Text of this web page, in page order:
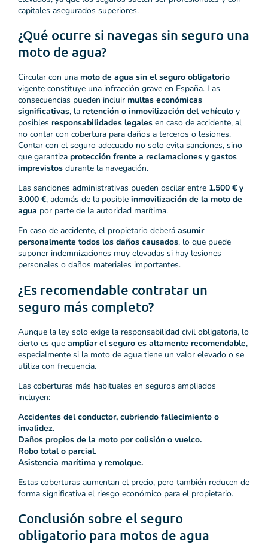
capitales asegurados superiores.
¿Qué ocurre si navegas sin seguro una
moto de agua?
Circular con una moto de agua sin el seguro obligatorio
vigente constituye una infracción grave en España. Las
consecuencias pueden incluir multas económicas
significativas, la retención o inmovilización del vehículo y
posibles responsabilidades legales en caso de accidente, al
no contar con cobertura para daños a terceros o lesiones.
Contar con el seguro adecuado no solo evita sanciones, sino
que garantiza protección frente a reclamaciones y gastos
imprevistos durante la navegación.
Las sanciones administrativas pueden oscilar entre 1.500 € y
3.000 €, además de la posible inmovilización de la moto de
agua por parte de la autoridad marítima.
En caso de accidente, el propietario deberá asumir
personalmente todos los daños causados, lo que puede
suponer indemnizaciones muy elevadas si hay lesiones
personales o daños materiales importantes.
¿Es recomendable contratar un
seguro más completo?
Aunque la ley solo exige la responsabilidad civil obligatoria, lo
cierto es que ampliar el seguro es altamente recomendable,
especialmente si la moto de agua tiene un valor elevado o se
utiliza con frecuencia.
Las coberturas más habituales en seguros ampliados
incluyen:
Accidentes del conductor, cubriendo fallecimiento o
invalidez.
Daños propios de la moto por colisión o vuelco.
Robo total o parcial.
Asistencia marítima y remolque.
Estas coberturas aumentan el precio, pero también reducen de
forma significativa el riesgo económico para el propietario.
Conclusión sobre el seguro
obligatorio para motos de agua